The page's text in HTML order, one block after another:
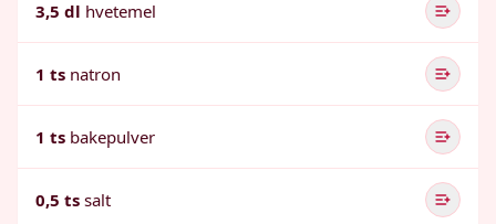
3,5 dl hvetemel
1 ts natron
1 ts bakepulver
0,5 ts salt